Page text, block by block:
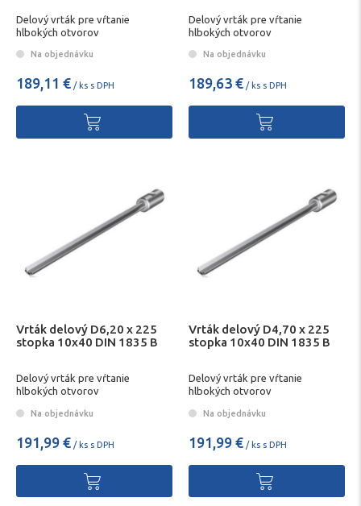
Delový vrták pre vŕtanie
hlbokých otvorov
Na objednávku
189,11 € / ks s DPH
Delový vrták pre vŕtanie
hlbokých otvorov
Na objednávku
189,63 € / ks s DPH
Vrták delový D6,20 x 225
stopka 10x40 DIN 1835 B
Delový vrták pre vŕtanie
hlbokých otvorov
Na objednávku
191,99 € / ks s DPH
Vrták delový D4,70 x 225
stopka 10x40 DIN 1835 B
Delový vrták pre vŕtanie
hlbokých otvorov
Na objednávku
191,99 € / ks s DPH